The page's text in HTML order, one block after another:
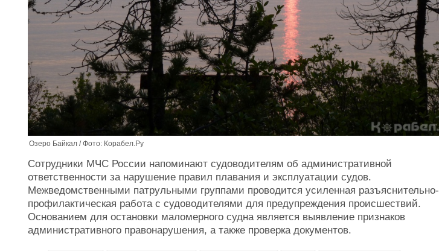
Озеро Байкал / Фото: Корабел.Ру
Сотрудники МЧС России напоминают судоводителям об административной
ответственности за нарушение правил плавания и эксплуатации судов.
Межведомственными патрульными группами проводится усиленная разъяснительно-
профилактическая работа с судоводителями для предупреждения происшествий.
Основанием для остановки маломерного судна является выявление признаков
административного правонарушения, а также проверка документов.